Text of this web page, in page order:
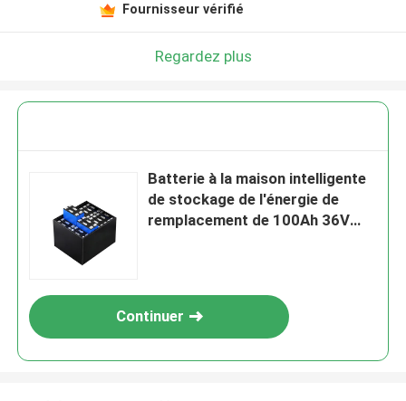
Fournisseur vérifié
Regardez plus
Batterie à la maison intelligente
de stockage de l'énergie de
remplacement de 100Ah 36V
Continuer